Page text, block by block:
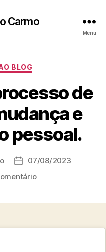
Carmo
Menu
BLOG
de
e
pessoal.
Data
de
07/08/2023
em